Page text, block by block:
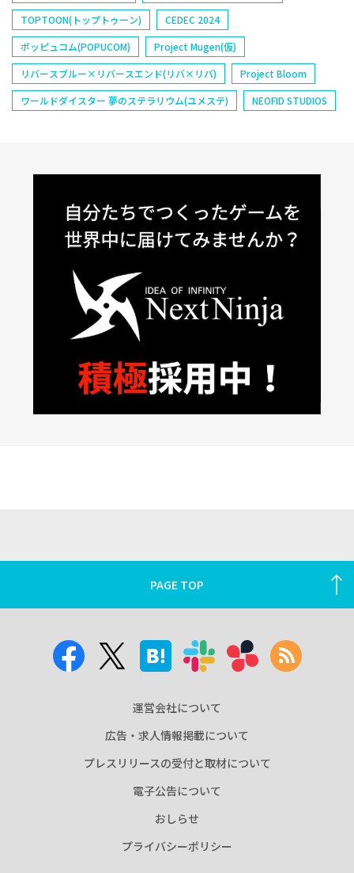
TOPTOON(トップトゥーン)
CEDEC 2024
ポッピュコム(POPUCOM)
Project Mugen(仮)
リバースブルー×リバースエンド(リバ×リバ)
Project Bloom
ワールドダイスター 夢のステラリウム(ユメステ)
NEOFID STUDIOS
PAGE TOP
運営会社について
広告・求人情報掲載について
プレスリリースの受付と取材について
電子公告について
おしらせ
プライバシーポリシー